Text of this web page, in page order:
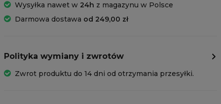
Wysyłka nawet w 24h z magazynu w Polsce
Darmowa dostawa od 249,00 zł
Polityka wymiany i zwrotów
Zwrot produktu do 14 dni od otrzymania przesyłki.